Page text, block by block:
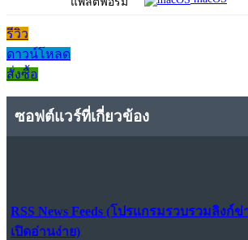
รีวิว
ดาวน์โหลด
สั่งซื้อ
ซอฟต์แวร์ที่เกี่ยวข้อง
RSS News Feeds (โปรแกรมรวบรวมลิงก์
เปิดอ่านง่าย)